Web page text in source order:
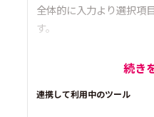
全体的に入力より選択項
す。
続き
連携して利用中のツール